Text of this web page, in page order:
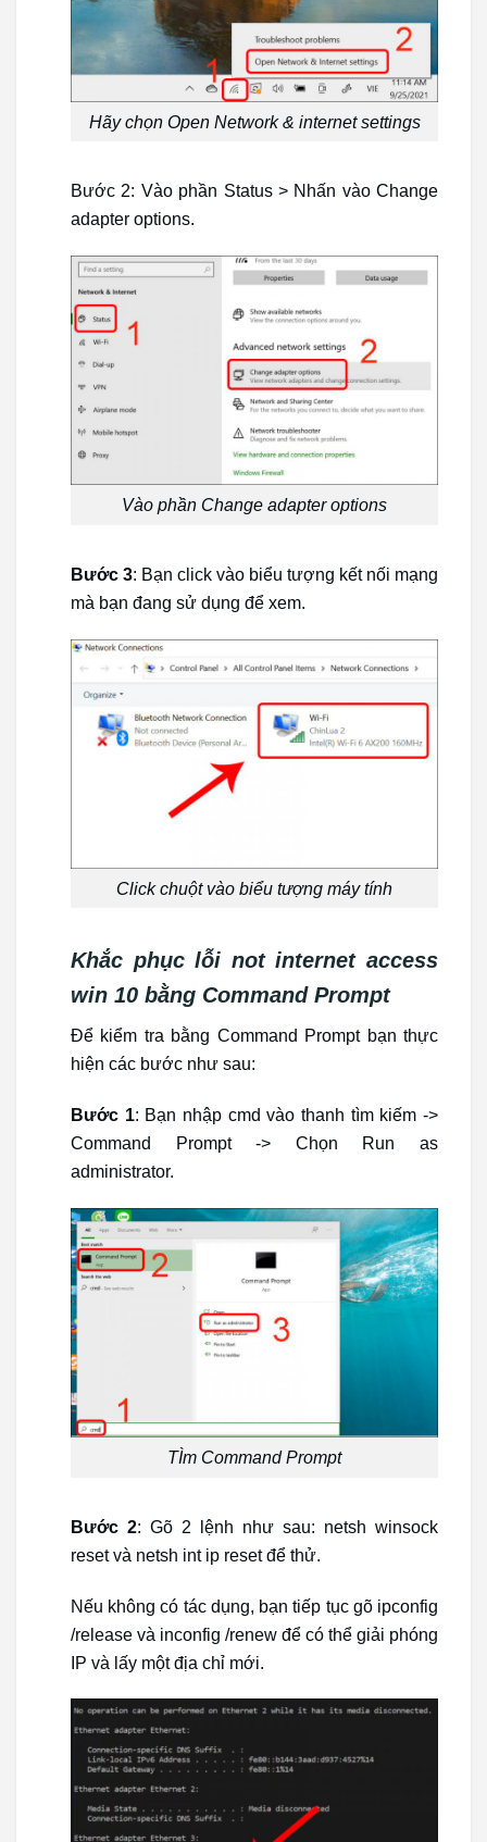
Hãy chọn Open Network & internet settings
Bước 2: Vào phần Status > Nhấn vào Change
adapter options.
Vào phần Change adapter options
Bước 3: Bạn click vào biểu tượng kết nối mạng
mà bạn đang sử dụng để xem.
Click chuột vào biểu tượng máy tính
Khắc phục lỗi not internet access
win 10 bằng Command Prompt
Để kiểm tra bằng Command Prompt bạn thực
hiện các bước như sau:
Bước 1: Bạn nhập cmd vào thanh tìm kiếm ->
Command Prompt -> Chọn Run as
administrator.
TÌm Command Prompt
Bước 2: Gõ 2 lệnh như sau: netsh winsock
reset và netsh int ip reset để thử.
Nếu không có tác dụng, bạn tiếp tục gõ ipconfig
/release và inconfig /renew để có thể giải phóng
IP và lấy một địa chỉ mới.